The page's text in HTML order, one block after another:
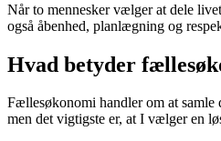
Når to mennesker vælger at dele
også åbenhed, planlægning og
Hvad betyder
Fællesøkonomi handler om at
men det vigtigste er, at I vælger en